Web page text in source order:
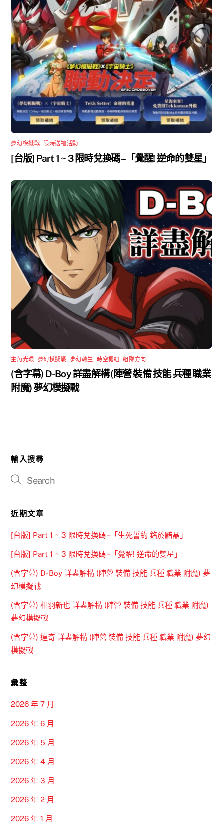
夢幻模擬戰 限時送禮活動
[台版] Part 1 ~ 3 限時兌換碼 –「覺醒! 逆命的雙星」
主角光環 夢幻模擬戰 夢幻轉生 ,時空樞紐 ,組隊方向
(含字幕) D-Boy 詳盡解構 (陣營 裝備 技能 兵種 職業
附魔) 夢幻模擬戰
輸入搜尋
近期文章
[台版] Part 1 ~ 3 限時兌換碼 –「生死誓約 銘於黯晶」
[台版] Part 1 ~ 3 限時兌換碼 –「覺醒! 逆命的雙星」
(含字幕) D-Boy 詳盡解構 (陣營 裝備 技能 兵種 職業 附魔) 夢
幻模擬戰
(含字幕) 相羽新也 詳盡解構 (陣營 裝備 技能 兵種 職業 附魔)
夢幻模擬戰
(含字幕) 達奇 詳盡解構 (陣營 裝備 技能 兵種 職業 附魔) 夢幻
模擬戰
彙整
2026 年 7 月
2026 年 6 月
2026 年 5 月
2026 年 4 月
2026 年 3 月
2026 年 2 月
2026 年 1 月